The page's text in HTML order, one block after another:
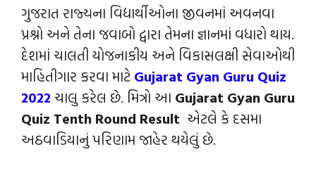
ગુજરાત રાજ્યના વિદ્યાર્થીઓના જીવનમાં અવનવા
પ્રશ્નો અને તેના જવાબો દ્વારા તેમના જ્ઞાનમાં વધારો થાય.
દેશમાં ચાલતી યોજનાકીય અને વિકાસલક્ષી સેવાઓથી
માહિતીગાર કરવા માટે Gujarat Gyan Guru Quiz
2022 ચાલુ કરેલ છે. મિત્રો આ Gujarat Gyan Guru
Quiz Tenth Round Result એટલે કે દસમા
અઠવાડિયાનું પરિણામ જાહેર થયેલું છે.